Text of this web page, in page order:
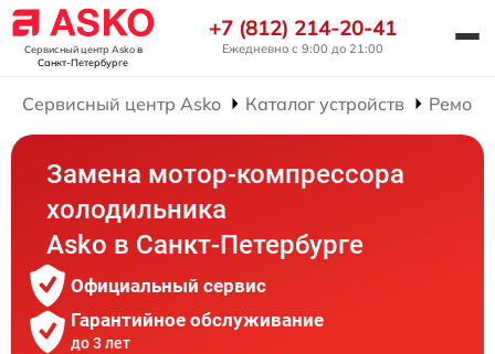
Сервисный центр Askoв
Санкт-Петербурге
+7 (812) 214-20-41
Ежедневно с 9:00 до 21:00
Сервисный центр Asko Каталог устройств
Замена мотор-компрессора
холодильника
Asko в Санкт-Петербурге
Официальный сервис
Гарантийное обслуживание
до 3 лет